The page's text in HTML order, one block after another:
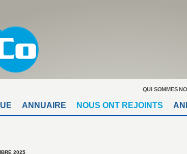
QUI SOMMES
ANNUAIRE NOUS ONT REJOINTS
2025